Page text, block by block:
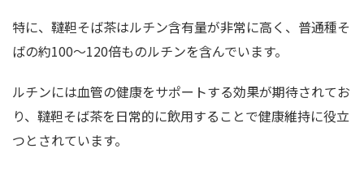
特に、韃靼そば茶はルチン含有量が非常に高く、普通種そ
ばの約100～120倍ものルチンを含んでいます。
ルチンには血管の健康をサポートする効果が期待されてお
り、韃靼そば茶を日常的に飲用することで健康維持に役立
つとされています。